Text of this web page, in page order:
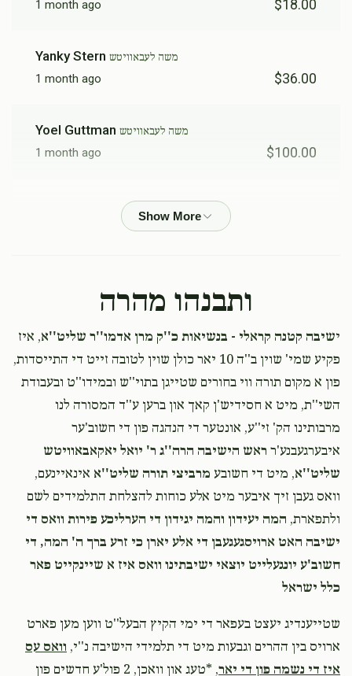
1 month ago $18.00
Yanky Stern משה לעבאוויטש
1 month ago $36.00
Yoel Guttman משה לעבאוויטש
1 month ago $100.00
יוסף האכמאן
Nussy Vitriolמשה לעבאוויטש
Keep it up moshe
Mordechai Lebovits משה לעבאוויטש
$20.00
Jacob Luriaמשה לעבאוויטש
1 month ago $100.00
ותבנהו מהרה
ישיבה קטנה קראלי - בנשיאות כ''ק מרן אדמו''ר שליט''א, איז
פקיע שמי' שוין ב''ה 10 יאר כולן שוין לטובה זייט די התייסדות,
פון א מקום תורה ווי בחורים שטייגן בתוי''ש ובמידו''ט ובעבודת
השי''ת, מיט א חסידיש'ן קאך און ברען ע''ד המסורה לנו
מרבותינו הק' זי''ע, אונטער די הנהגה פון די חשוב'ער
איבערגעבנע'ר ראש הישיבה הרה''ג ר' יואל יאקאבאוויטש
שליט''א, מיט די חשובע מרביצי תורה שליט''א אינאיינעם,
וואס געבן זיך איבער מיט אלע כוחות להצלחת התלמידים לשם
ולתפארת, המה יעידון והמה יגידון די הערליכע פירות וואס די
ישיבה האט ארויסגעגעבן די אלע יארן כי זרע ברך ה' המה, די
חשוב'ע יונגעלייט יוצאי ישיבתינו וואס איז א שיינקייט פאר
כלל ישראל
‎‎שטייענדיג יעצט בעפאר די ימי הקיץ הבעל''ט ווען מען פארט
ארויס בין ההרים וגבעות מיט די תלמידי הישיבה נ''י, וואס עס
איז די נשמה פון די יאר
, *טעג און וואכן, 2 פול'ע חדשים פון